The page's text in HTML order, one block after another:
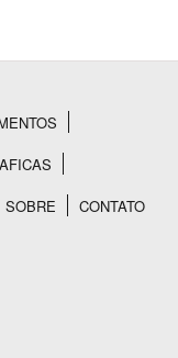
SOBRE CONTATO